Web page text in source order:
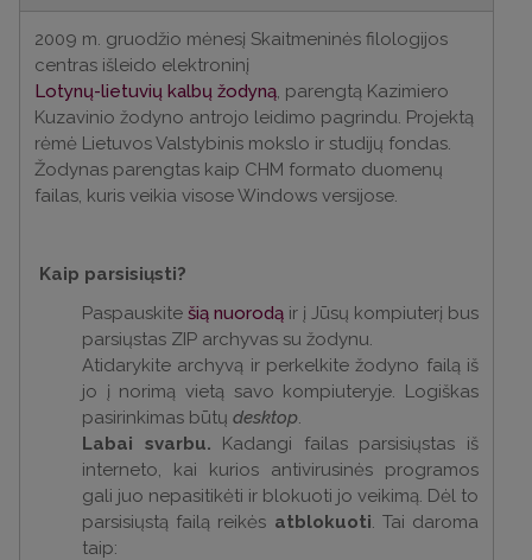
2009 m. gruodžio mėnesį Skaitmeninės filologijos
centras išleido elektroninį
Lotynų-lietuvių kalbų žodyną, parengtą Kazimiero
Kuzavinio žodyno antrojo leidimo pagrindu. Projektą
rėmė Lietuvos Valstybinis mokslo ir studijų fondas.
Žodynas parengtas kaip CHM formato duomenų
failas, kuris veikia visose Windows versijose.
Kaip parsisiųsti?
Paspauskite šią nuorodą ir į Jūsų kompiuterį bus
parsiųstas ZIP archyvas su žodynu.
Atidarykite archyvą ir perkelkite žodyno failą iš
jo į norimą vietą savo kompiuteryje. Logiškas
pasirinkimas būtų desktop.
Labai svarbu. Kadangi failas parsisiųstas iš
interneto, kai kurios antivirusinės programos
gali juo nepasitikėti ir blokuoti jo veikimą. Dėl to
parsisiųstą failą reikės atblokuoti. Tai daroma
taip: